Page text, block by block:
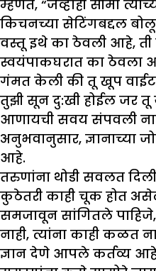
म्हणते, “जेव्हाही सीमा
किचनच्या सेटिंगबद्दल
वस्तू इथे का ठेवली आहे, ती
स्वयंपाकघरात का ठेवला
गंमत केली की तू खूप वाईट
तुझी सून दु:खी होईल जर तू
आणायची सवय संपवली
अनुभवानुसार, ज्ञानाच्या
आहे.
तरुणांना थोडी सवलत
कुठेतरी काही चूक होत
समजावून सांगितले
नाही, त्यांना काही कळत
ज्ञान देणे आपले कर्तव्य